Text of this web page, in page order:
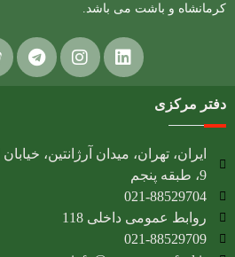
کرمانشاه و باشت می باشد.
دفتر مرکزی
9، طبقه پنجم
021-88529704
روابط عمومی داخلی 118
021-88529709